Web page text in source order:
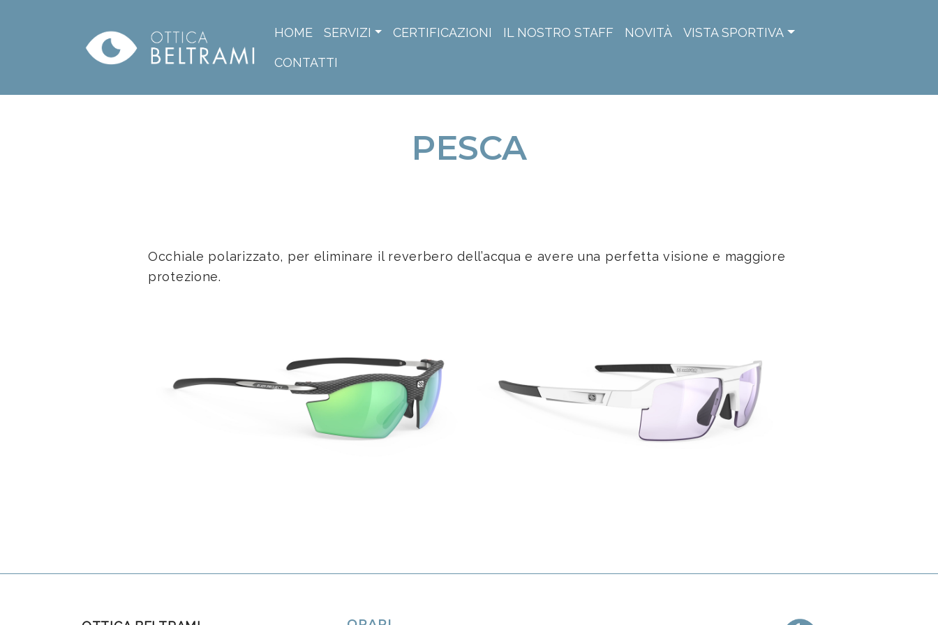
HOME SERVIZI CERTIFICAZIONI IL NOSTRO STAFF NOVITÀ VISTA SPORTIVA
CONTATTI
PESCA
Occhiale polarizzato, per eliminare il reverbero dell’acqua e avere una perfetta visione e maggiore
protezione.